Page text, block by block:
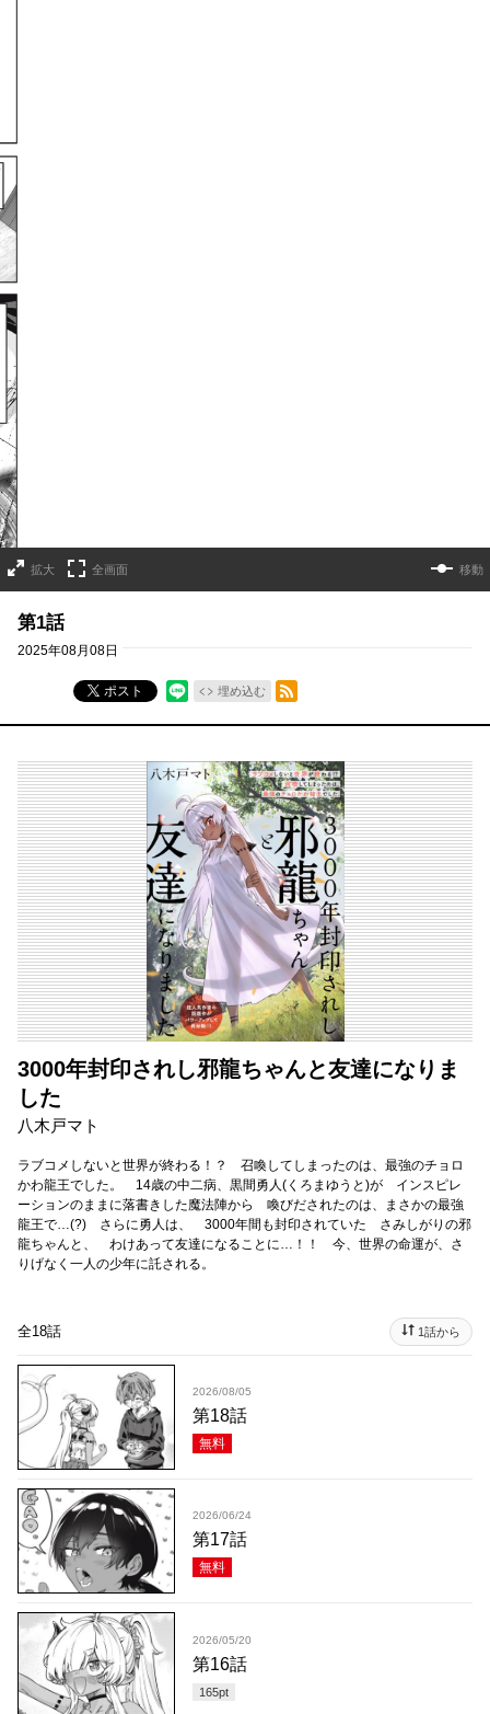
拡大 全画面 移動
第1話
2025年08月08日
ポスト 埋め込む
RSSフィード
3000年封印されし邪龍ちゃんと友達になりま
した
八木戸マト
ラブコメしないと世界が終わる！？ 召喚してしまったのは、最強のチョロ
かわ龍王でした。 14歳の中二病、黒間勇人(くろまゆうと)が インスピレ
ーションのままに落書きした魔法陣から 喚びだされたのは、まさかの最強
龍王で…(?) さらに勇人は、 3000年間も封印されていた さみしがりの邪
龍ちゃんと、 わけあって友達になることに…！！ 今、世界の命運が、さ
りげなく一人の少年に託される。
全18話 1話から
2026/08/05
第18話
無料
2026/06/24
第17話
無料
2026/05/20
第16話
165pt